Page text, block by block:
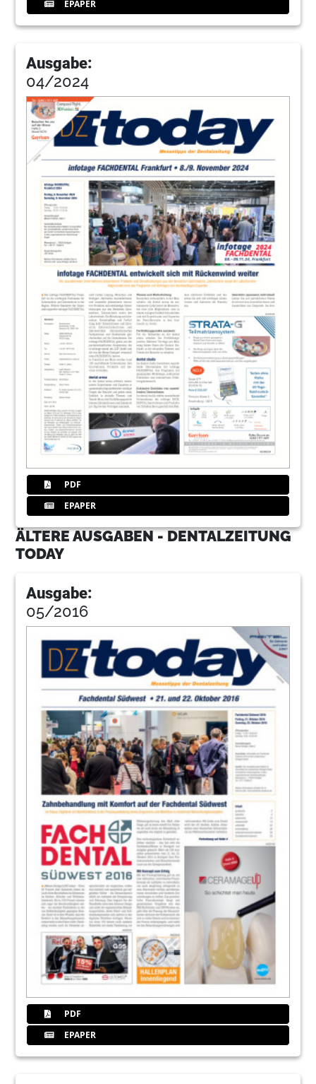
EPAPER
Ausgabe:
04/2024
PDF
EPAPER
ÄLTERE AUSGABEN - DENTALZEITUNG
TODAY
Ausgabe:
05/2016
PDF
EPAPER